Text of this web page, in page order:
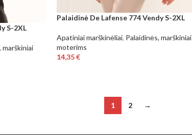
S-2XL
marškiniai
Palaidinė De Lafense 774 Vendy S-2XL
Apatiniai marškinėliai, Palaidinės, marškiniai
moterims
14,35€
1 2 →